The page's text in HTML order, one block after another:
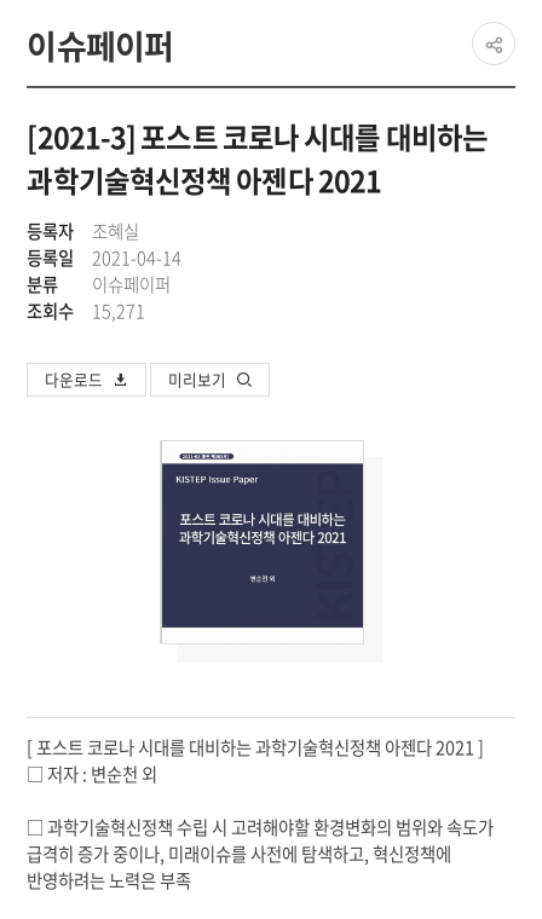
이슈페이퍼
페이지
공유
share
[2021-3] 포스트 코로나 시대를 대비하는
과학기술혁신정책 아젠다 2021
등록자
조혜실
등록일
2021-04-14
분류
이슈페이퍼
조회수
15,271
다운로드 미리보기
[ 포스트 코로나 시대를 대비하는 과학기술혁신정책 아젠다 2021 ]
□ 저자 : 변순천 외
□ 과학기술혁신정책 수립 시 고려해야할 환경변화의 범위와 속도가
급격히 증가 중이나, 미래이슈를 사전에 탐색하고, 혁신정책에
반영하려는 노력은 부족